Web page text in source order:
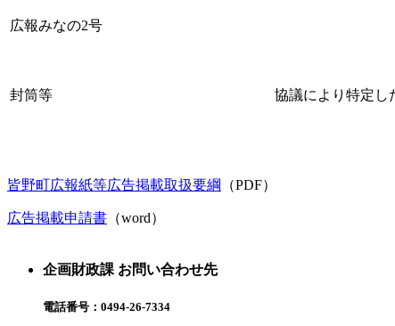
広報みなの2号
封筒等 協議により特定し
皆野町広報紙等広告掲載取扱要綱 （PDF）
広告掲載申請書 （word）
企画財政課 お問い合わせ先
電話番号： 0494-26-7334